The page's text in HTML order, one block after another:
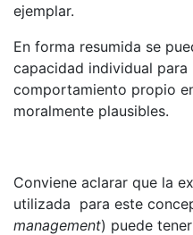
ejemplar.
En forma resumida se
capacidad individual para
comportamiento propio
moralmente plausibles.
Conviene aclarar que la
utilizada para este
management) puede